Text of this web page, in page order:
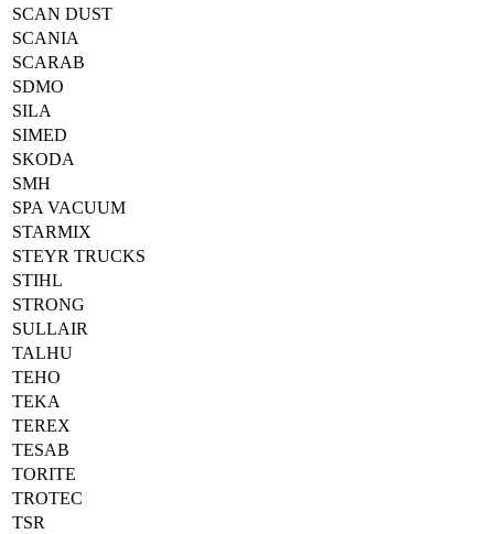
SCAN DUST
SCANIA
SCARAB
SDMO
SILA
SIMED
SKODA
SMH
SPA VACUUM
STARMIX
STEYR TRUCKS
STIHL
STRONG
SULLAIR
TALHU
TEHO
TEKA
TEREX
TESAB
TORITE
TROTEC
TSR